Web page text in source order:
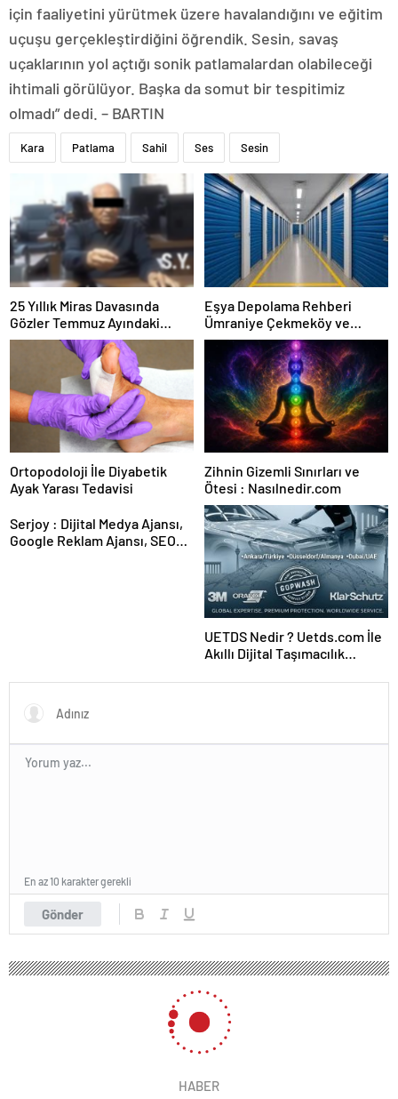
için faaliyetini yürütmek üzere havalandığını ve eğitim
uçuşu gerçekleştirdiğini öğrendik. Sesin, savaş
uçaklarının yol açtığı sonik patlamalardan olabileceği
ihtimali görülüyor. Başka da somut bir tespitimiz
olmadı” dedi. – BARTIN
Kara Patlama Sahil Ses Sesin
25 Yıllık Miras Davasında
Gözler Temmuz Ayındaki
Karar Duruşmasına Çevrildi
Eşya Depolama Rehberi
Ümraniye Çekmeköy ve
Kadıköy
Ortopodoloji İle Diyabetik
Ayak Yarası Tedavisi
Zihnin Gizemli Sınırları ve
Ötesi : Nasılnedir.com
Serjoy : Dijital Medya Ajansı,
Google Reklam Ajansı, SEO
UETDS Nedir ? Uetds.com İle
Akıllı Dijital Taşımacılık
Gönder
En az 10 karakter gerekli
HABER